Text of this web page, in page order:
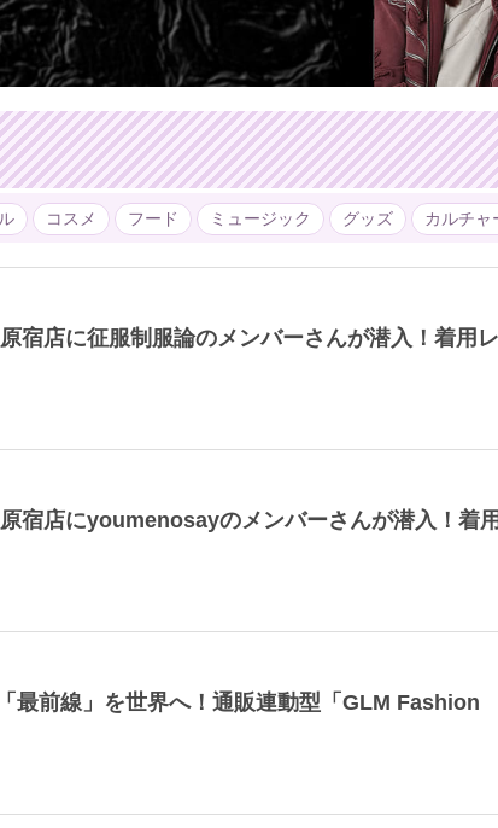
コスメ フード ミュージック グッズ カルチャ
宿店に征服制服論のメンバーさんが潜入！着用レ
宿店にyoumenosayのメンバーさんが潜入！着
最前線」を世界へ！通販連動型「GLM Fashion